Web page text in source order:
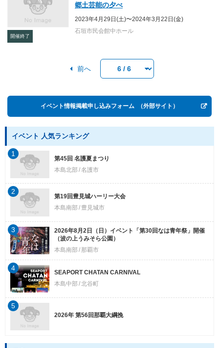
開催終了
郷土芸能の夕べ
2023年4月29日(土)〜2024年3月22日(金)
石垣市民会館中ホール
前へ
イベント情報掲載申し込みフォーム （外部サイト）
イベント 人気ランキング
第45回 名護夏まつり
本島北部 名護市
1
第19回豊見城ハーリー大会
本島南部
豊見城市
2
2026年8月2日（日）イベント「第30回なは青年祭」開催
（波の上うみそら公園）
本島南部
那覇市
3
SEAPORT CHATAN CARNIVAL
本島中部 北谷町
4
2026年 第56回那覇大綱挽
5